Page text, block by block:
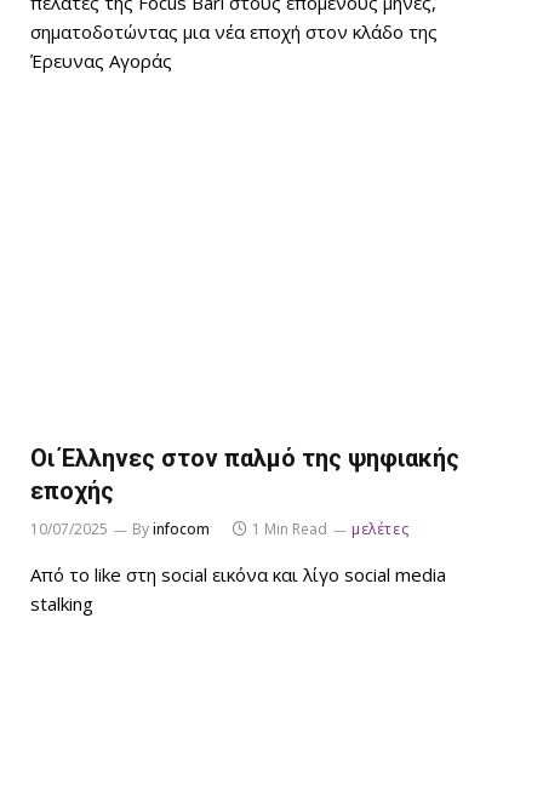
σηματοδοτώντας μια νέα εποχή στον κλάδο της
Έρευνας Αγοράς
Οι Έλληνες στον παλμό της ψηφιακής
εποχής
10/07/2025 Byinfocom 1 Min Read μελέτες
Aπό το like στη social εικόνα και λίγο social media
stalking